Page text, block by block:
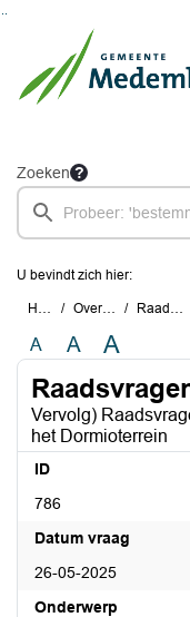
Zoeken
U bevindt zich hier:
Home Overzichten Raadsvragen
A A A
Vervolg)
het Dormioterrein
ID
786
Datum vraag
26-05-2025
Onderwerp